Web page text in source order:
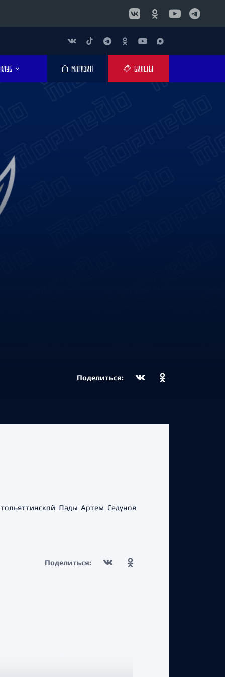
КЛУБ МАГАЗИН БИЛЕТЫ
Поделиться:
Лады Артем Седунов
Поделиться: